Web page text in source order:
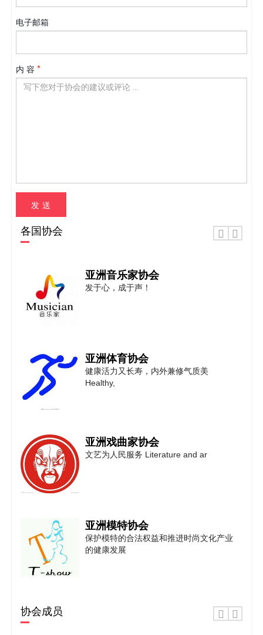
电子邮箱
内 容
发 送
各国协会
亚洲音乐家协会
发于心，成于声！
亚洲体育协会
健康活力又长寿，内外兼修气质美
Healthy,
亚洲戏曲家协会
文艺为人民服务 Literature and ar
亚洲模特协会
保护模特的合法权益和推进时尚文化产业
的健康发展
积极促进全球教育资源的共享及世界各地
协会成员